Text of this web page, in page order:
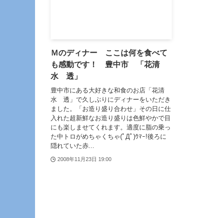
Ｍのディナー ここは何を食べて
も感動です！ 豊中市 「花清
水 透」
豊中市にある大好きな和食のお店「花清
水 透」で久しぶりにディナーをいただき
ました。「お造り盛り合わせ」その日に仕
入れた超新鮮なお造り盛りは色鮮やかで目
にも楽しませてくれます。適度に脂の乗っ
た中トロがめちゃくちゃ(ﾟДﾟ)ｳﾏｰ!後ろに
隠れていた赤...
2008年11月23日 19:00